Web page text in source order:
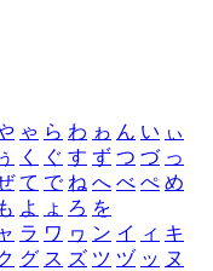
ゃ ら わ ゎ ん い ぃ
ぅ く ぐ す ず つ づ っ
て で ね へ べ ぺ め
も よ ょ ろ を
ラ ワ ヮ ン イ ィ キ
グ ス ズ ツ ヅ ッ ヌ